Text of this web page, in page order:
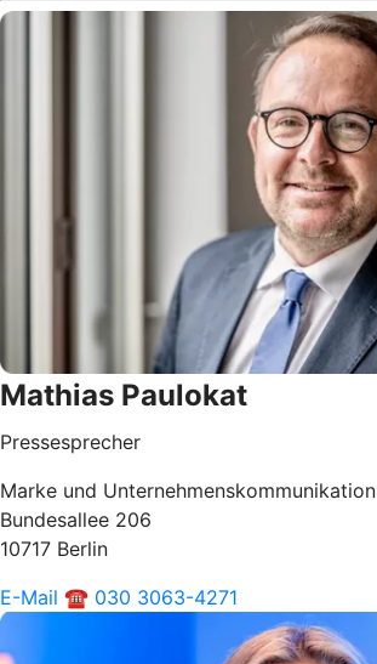
Mathias Paulokat
Pressesprecher
Marke und Unternehmenskommunikation
Bundesallee 206
10717 Berlin
E-Mail ☎ 030 3063-4271